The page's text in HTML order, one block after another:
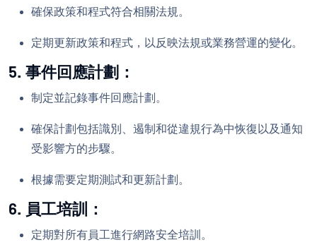
確保政策和程式符合相關法規。
定期更新政策和程式，以反映法規或業務營運的變化。
5. 事件回應計劃：
制定並記錄事件回應計劃。
確保計劃包括識別、遏制和從違規行為中恢復以及通知
受影響方的步驟。
根據需要定期測試和更新計劃。
6. 員工培訓：
定期對所有員工進行網路安全培訓。